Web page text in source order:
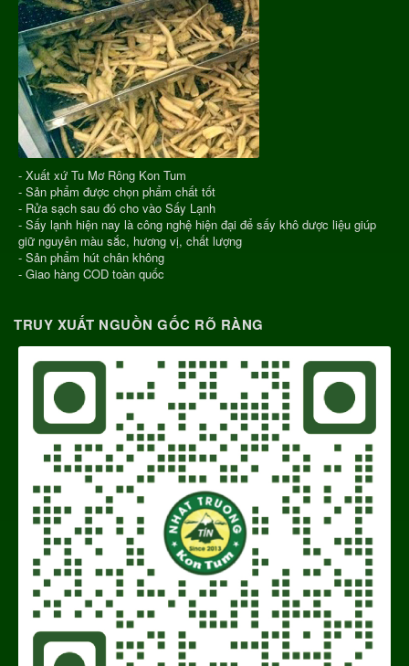
- Xuất xứ Tu Mơ Rông Kon Tum
- Sản phẩm được chọn phẩm chất tốt
- Rửa sạch sau đó cho vào Sấy Lạnh
- Sấy lạnh hiện nay là công nghệ hiện đại để sấy khô dược liệu giúp
giữ nguyên màu sắc, hương vị, chất lượng
- Sản phẩm hút chân không
- Giao hàng COD toàn quốc
TRUY XUẤT NGUỒN GỐC RÕ RÀNG